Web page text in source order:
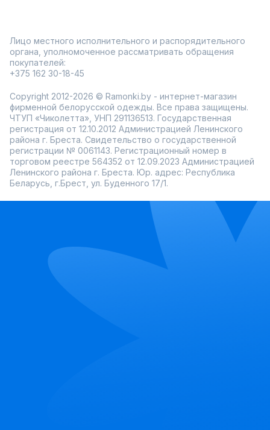
Лицо местного исполнительного и распорядительного
органа, уполномоченное рассматривать обращения
покупателей:
+375 162 30-18-45
Copyright 2012-2026 © Ramonki.by - интернет-магазин
фирменной белорусской одежды. Все права защищены.
ЧТУП «Чиколетта», УНП 291136513. Государственная
регистрация от 12.10.2012 Администрацией Ленинского
района г. Бреста. Свидетельство о государственной
регистрации № 0061143. Регистрационный номер в
торговом реестре 564352 от 12.09.2023 Администрацией
Ленинского района г. Бреста. Юр. адрес: Республика
Беларусь, г.Брест, ул. Буденного 17/1.